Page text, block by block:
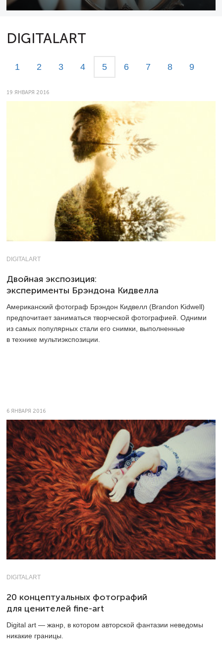
DIGITALART
1 2 3 4 5 6 7 8 9
19 ЯНВАРЯ 2016
DIGITALART
Двойная экспозиция:
эксперименты Брэндона Кидвелла
Американский фотограф Брэндон Кидвелл (Brandon Kidwell)
предпочитает заниматься творческой фотографией. Одними
из самых популярных стали его снимки, выполненные
в технике мультиэкспозиции.
6 ЯНВАРЯ 2016
DIGITALART
20 концептуальных фотографий
для ценителей fine-art
Digital art — жанр, в котором авторской фантазии неведомы
никакие границы.